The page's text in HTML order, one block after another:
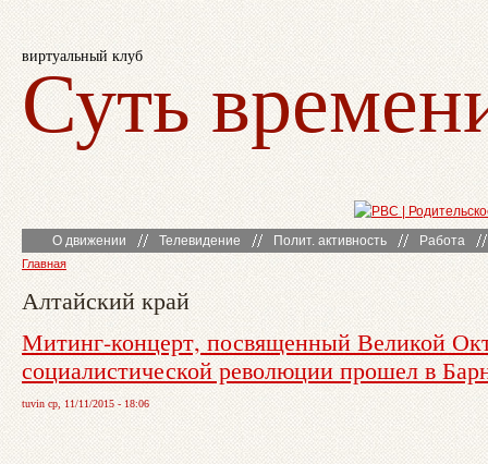
виртуальный клуб
Суть
О движении Телевидение Полит. активность Работа
Главная
Алтайский край
Митинг-концерт, посвященный Великой
социалистической революции прошел в
tuvin ср, 11/11/2015 - 18:06